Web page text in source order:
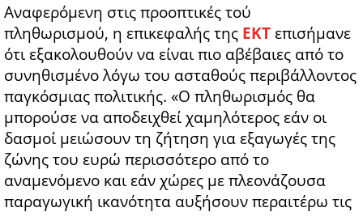
Αναφερόμενη στις προοπτικές τού
πληθωρισμού, η επικεφαλής της ΕΚΤεπισήμανε
ότι εξακολουθούν να είναι πιο αβέβαιες από το
συνηθισμένο λόγω του ασταθούς περιβάλλοντος
παγκόσμιας πολιτικής. «Ο πληθωρισμός θα
μπορούσε να αποδειχθεί χαμηλότερος εάν οι
δασμοί μειώσουν τη ζήτηση για εξαγωγές της
ζώνης του ευρώ περισσότερο από το
αναμενόμενο και εάν χώρες με πλεονάζουσα
παραγωγική ικανότητα αυξήσουν περαιτέρω τις